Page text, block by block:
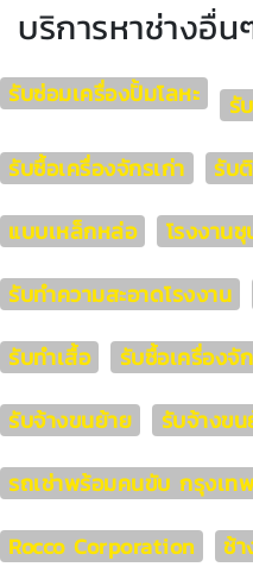
บริการหาช่างอื่น
รับซ่อมเครื่องปั้มโลหะ
รั
รับซื้อเครื่องจักรเก่า
รับ
แบบเหล็กหล่อ
โรงงานชุ
รับทำความสะอาดโรงงาน
รับทำเสื้อ
รับซื้อเครื่องจั
รับจ้างขนย้าย
รับจ้างข
รถเช่าพร้อมคนขับ กรุงเทพ
Rocco Corporation
ช้